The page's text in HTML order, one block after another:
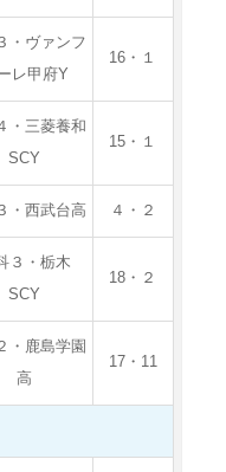
・ヴァンフ
レ甲府Y
16・１
・三菱養和
SCY
15・１
・西武台高 ４・２
３・栃木
SCY
18・２
・鹿島学園
高
17・11